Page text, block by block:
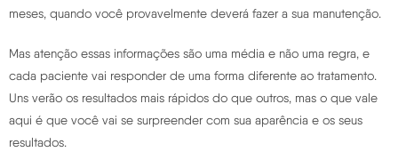
meses, quando você provavelmente deverá fazer a sua manutenção.
Mas atenção essas informações são uma média e não uma regra, e
cada paciente vai responder de uma forma diferente ao tratamento.
Uns verão os resultados mais rápidos do que outros, mas o que vale
aqui é que você vai se surpreender com sua aparência e os seus
resultados.